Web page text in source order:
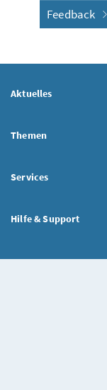
Feedback
Aktuelles
Themen
Services
Hilfe & Support